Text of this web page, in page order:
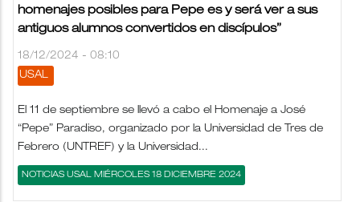
homenajes posibles para Pepe es y será ver a sus
antiguos alumnos convertidos en discípulos”
18/12/2024 - 08:10
USAL
El 11 de septiembre se llevó a cabo el Homenaje a José
“Pepe” Paradiso, organizado por la Universidad de Tres de
Febrero (UNTREF) y la Universidad...
NOTICIAS USAL MIÉRCOLES 18 DICIEMBRE 2024